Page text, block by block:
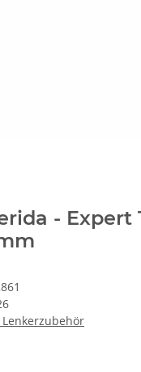
- Expert
Lenkerzubehör